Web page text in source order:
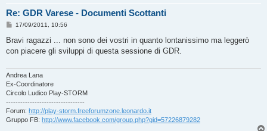
Re: GDR Varese - Documenti Scottanti
M
s
a
i
17/09/2011, 10:56
Bravi ragazzi ... non sono dei vostri in quanto lontanissimo ma leggerò
con piacere gli sviluppi di questa sessione di GDR.
Andrea Lana
Ex-Coordinatore
Circolo Ludico Play-STORM
---------------------------------
Forum: http://play-storm.freeforumzone.leonardo.it
Gruppo FB: http://www.facebook.com/group.php?gid=57226879282